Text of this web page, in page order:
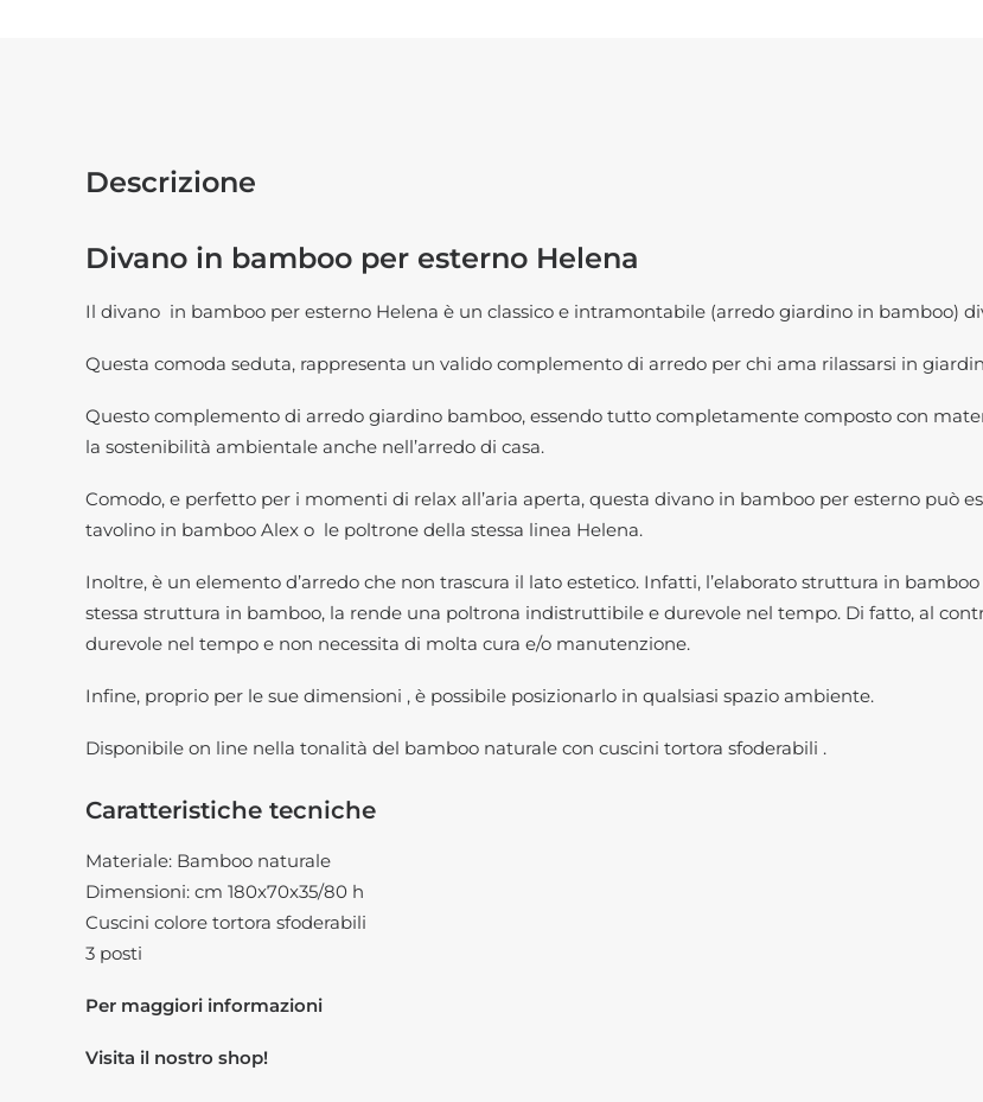
Descrizione
Divano in bamboo per esterno Helena
Il divano in bamboo per esterno Helena è un classico e intramontabile (arredo giardino in bamboo)
Questa comoda seduta, rappresenta un valido complemento di arredo per chi ama rilassarsi in
Questo complemento di arredo giardino bamboo, essendo tutto completamente composto con
la sostenibilità ambientale anche nell’arredo di casa.
Comodo, e perfetto per i momenti di relax all’aria aperta, questa divano in bamboo per esterno
tavolino in bamboo Alex o le poltrone della stessa linea Helena.
Inoltre, è un elemento d’arredo che non trascura il lato estetico. Infatti, l’elaborato struttura in
stessa struttura in bamboo, la rende una poltrona indistruttibile e durevole nel tempo. Di fatto, al
durevole nel tempo e non necessita di molta cura e/o manutenzione.
Infine, proprio per le sue dimensioni , è possibile posizionarlo in qualsiasi spazio ambiente.
Disponibile on line nella tonalità del bamboo naturale con cuscini tortora sfoderabili .
Caratteristiche tecniche
Materiale: Bamboo naturale
Dimensioni: cm 180x70x35/80 h
Cuscini colore tortora sfoderabili
3 posti
Per maggiori informazioni
Visita il nostro shop!